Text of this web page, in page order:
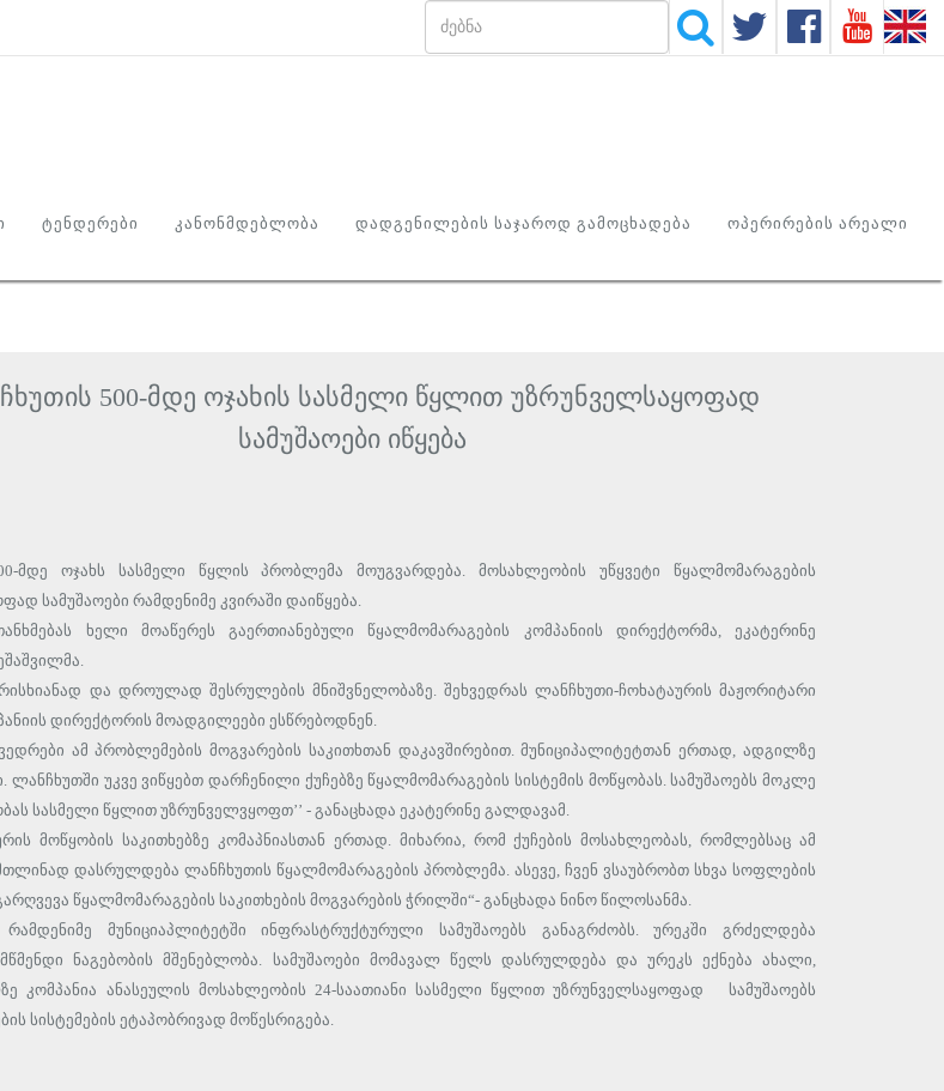
ᲢᲔᲜᲓᲔᲠᲔᲑᲘ ᲙᲐᲜᲝᲜᲛᲓᲔᲑᲚᲝᲑᲐ ᲓᲐᲓᲒᲔᲜᲘᲚᲔᲑᲘᲡ ᲡᲐᲯᲐᲠᲝᲓ ᲒᲐᲛᲝᲪᲮᲐᲓᲔᲑᲐ ᲝᲞᲔᲠᲘᲠᲔᲑᲘᲡ ᲐᲠᲔᲐᲚᲘ
500-მდე ოჯახის სასმელი წყლით უზრუნველსაყოფად
სამუშაოები იწყება
მდე ოჯახს სასმელი წყლის პრობლემა მოუგვარდება. მოსახლეობის უწყვეტი წყალმომარაგების
სამუშაოები რამდენიმე კვირაში დაიწყება.
ხელი მოაწერეს გაერთიანებული წყალმომარაგების კომპანიის დირექტორმა, ეკატერინე
და დროულად შესრულების მნიშვნელობაზე. შეხვედრას ლანჩხუთი-ჩოხატაურის მაჟორიტარი
დირექტორის მოადგილეები ესწრებოდნენ.
ამ პრობლემების მოგვარების საკითხთან დაკავშირებით. მუნიციპალიტეტთან ერთად, ადგილზე
უკვე ვიწყებთ დარჩენილი ქუჩებზე წყალმომარაგების სისტემის მოწყობას. სამუშაოებს მოკლე
სასმელი წყლით უზრუნველვყოფთ’’ - განაცხადა ეკატერინე გალდავამ.
მოწყობის საკითხებზე კომაპნიასთან ერთად. მიხარია, რომ ქუჩების მოსახლეობას, რომლებსაც ამ
დასრულდება ლანჩხუთის წყალმომარაგების პრობლემა. ასევე, ჩვენ ვსაუბრობთ სხვა სოფლების
წყალმომარაგების საკითხების მოგვარების ჭრილში“- განცხადა ნინო წილოსანმა.
მუნიციაპლიტეტში ინფრასტრუქტურული სამუშაოებს განაგრძობს. ურეკში გრძელდება
ნაგებობის მშენებლობა. სამუშაოები მომავალ წელს დასრულდება და ურეკს ექნება ახალი,
კომპანია ანასეულის მოსახლეობის 24-საათიანი სასმელი წყლით უზრუნველსაყოფად სამუშაოებს
სისტემების ეტაპობრივად მოწესრიგება.